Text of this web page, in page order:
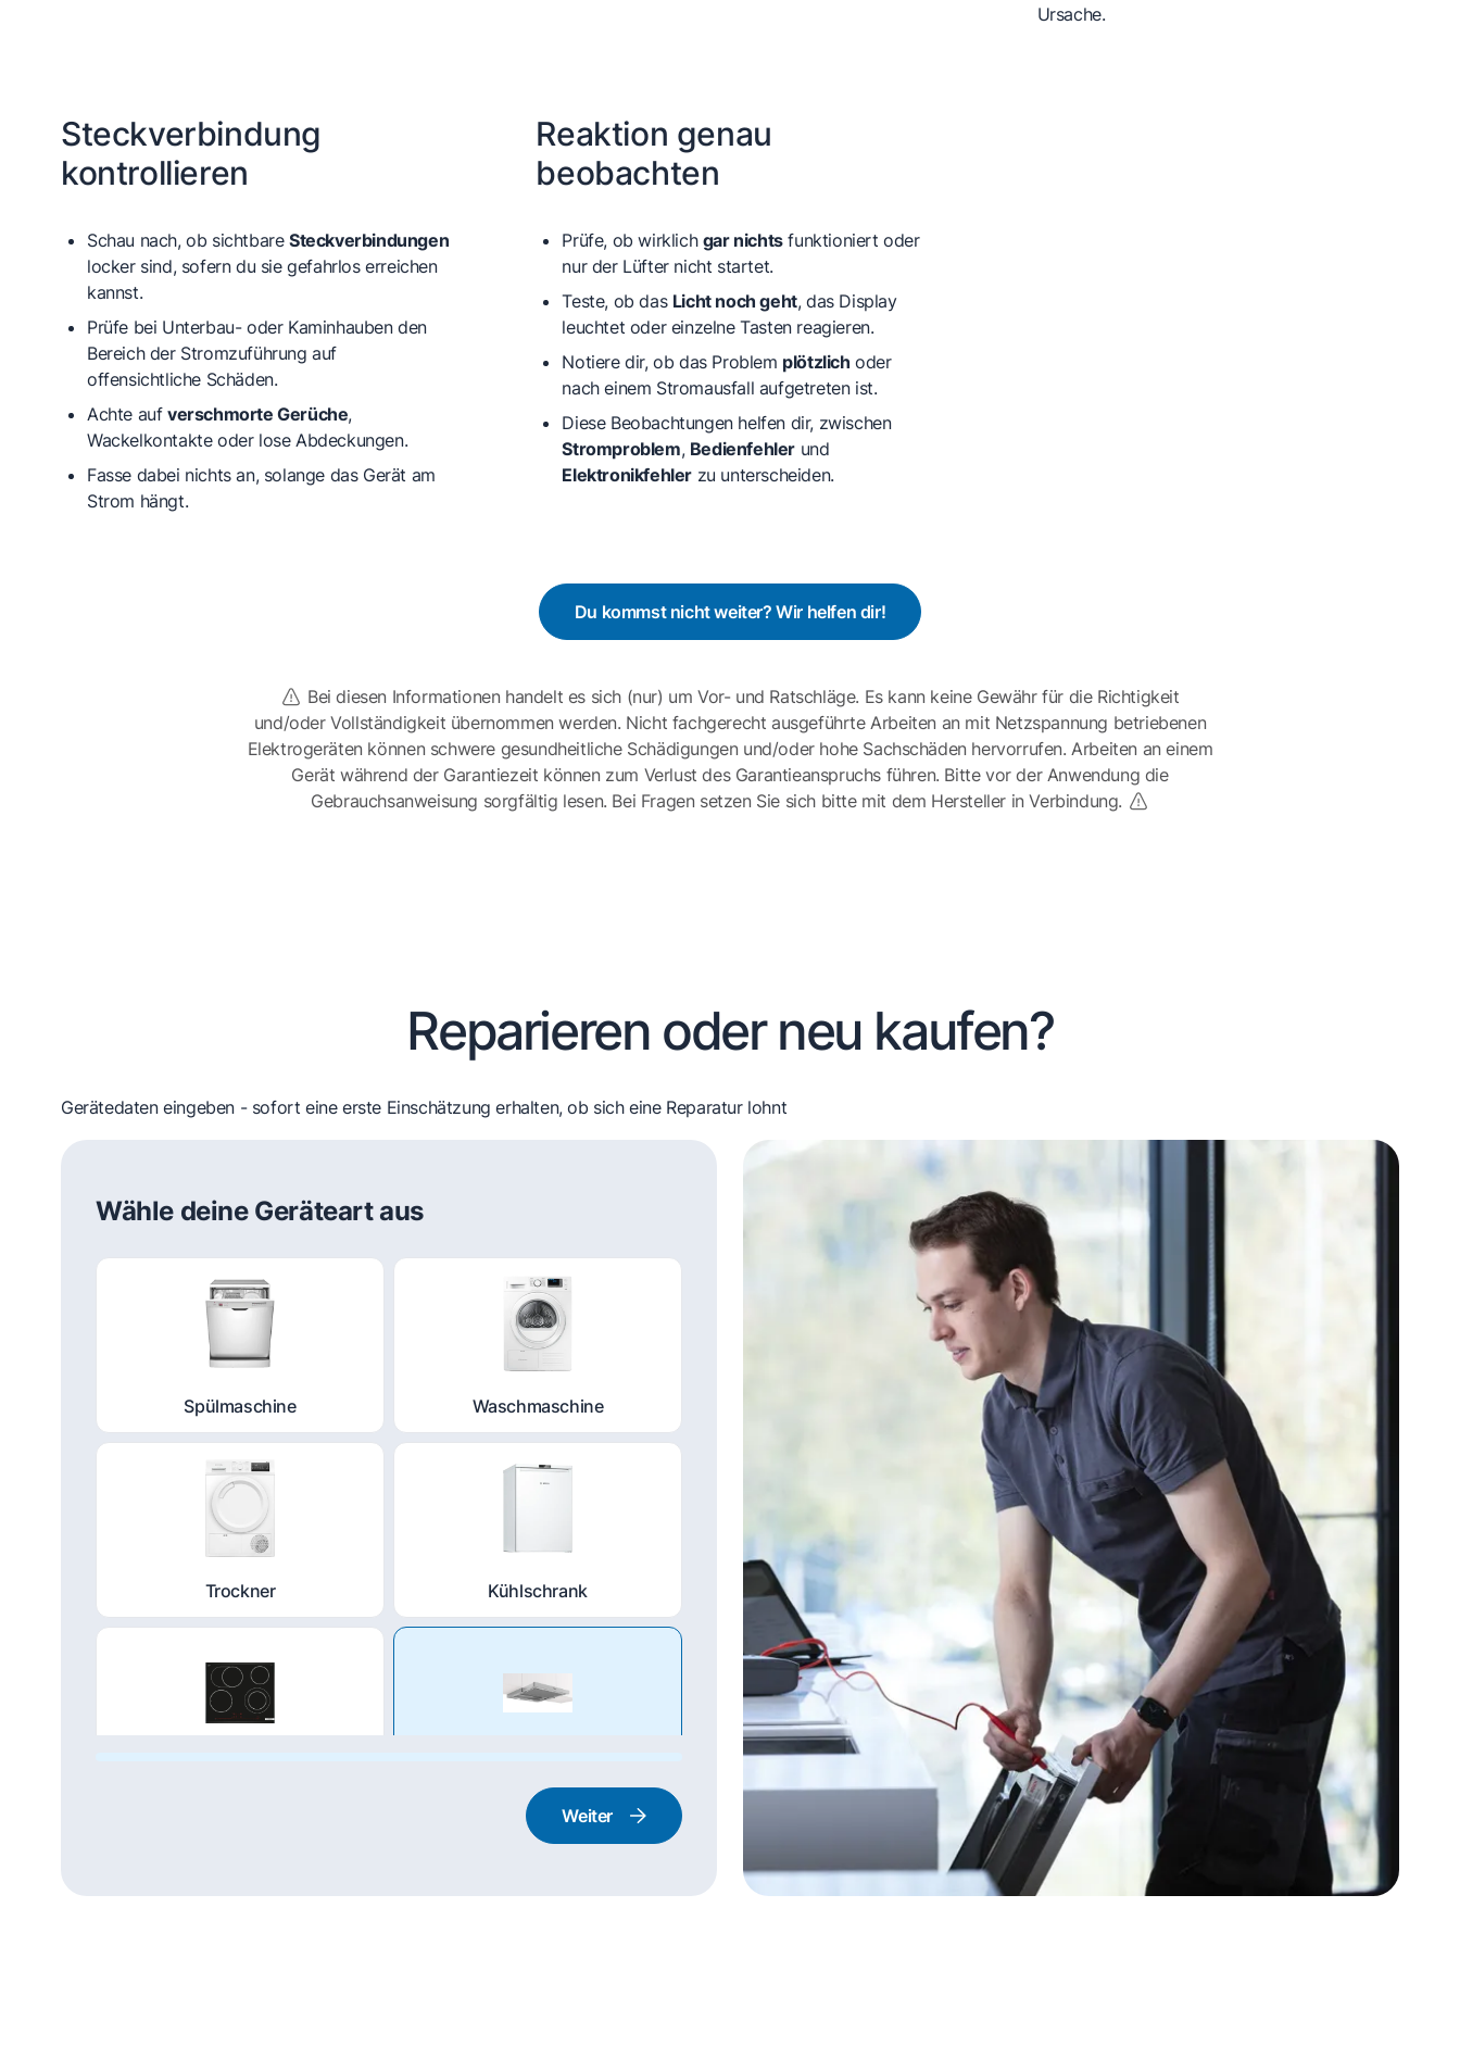
Ursache.
Steckverbindung
kontrollieren
Schau nach, ob sichtbare Steckverbindungen
locker sind, sofern du sie gefahrlos erreichen
kannst.
Prüfe bei Unterbau- oder Kaminhauben den
Bereich der Stromzuführung auf
offensichtliche Schäden.
Achte auf verschmorte Gerüche,
Wackelkontakte oder lose Abdeckungen.
Fasse dabei nichts an, solange das Gerät am
Strom hängt.
Reaktion genau
beobachten
Prüfe, ob wirklich gar nichtsfunktioniert oder
nur der Lüfter nicht startet.
Teste, ob das Licht noch geht, das Display
leuchtet oder einzelne Tasten reagieren.
Notiere dir, ob das Problem plötzlich oder
nach einem Stromausfall aufgetreten ist.
Diese Beobachtungen helfen dir, zwischen
Stromproblem, Bedienfehlerund
Elektronikfehlerzu unterscheiden.
Du kommst nicht weiter? Wir helfen dir!
Bei diesen Informationen handelt es sich (nur) um Vor- und Ratschläge. Es kann keine Gewähr für die Richtigkeit
und/oder Vollständigkeit übernommen werden. Nicht fachgerecht ausgeführte Arbeiten an mit Netzspannung betriebenen
Elektrogeräten können schwere gesundheitliche Schädigungen und/oder hohe Sachschäden hervorrufen. Arbeiten an einem
Gerät während der Garantiezeit können zum Verlust des Garantieanspruchs führen. Bitte vor der Anwendung die
Gebrauchsanweisung sorgfältig lesen. Bei Fragen setzen Sie sich bitte mit dem Hersteller in Verbindung.
Reparieren oder neu kaufen?
Gerätedaten eingeben - sofort eine erste Einschätzung erhalten, ob sich eine Reparatur lohnt
Wähle deine Geräteart aus
Spülmaschine Waschmaschine
Trockner Kühlschrank
Weiter